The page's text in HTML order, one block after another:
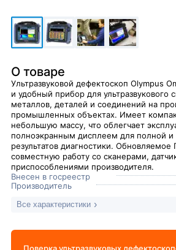
О товаре
Ультразвуковой дефектоскоп Olympus
и удобный прибор для ультразвукового
металлов, деталей и соединений на
промышленных объектах. Имеет
небольшую массу, что облегчает
полноэкранным дисплеем для полной и
результатов диагностики. Обновляемое
совместную работу со сканерами,
приспособлениями производителя.
Внесен в госреестр
Производитель
Все характеристики
Поверка ультразвуковых